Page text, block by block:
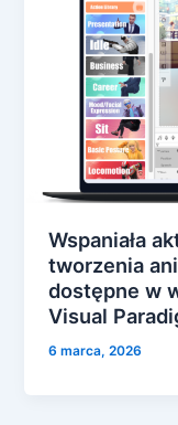
Wspaniała
tworzenia
dostępne w
Visual
6 marca, 2026